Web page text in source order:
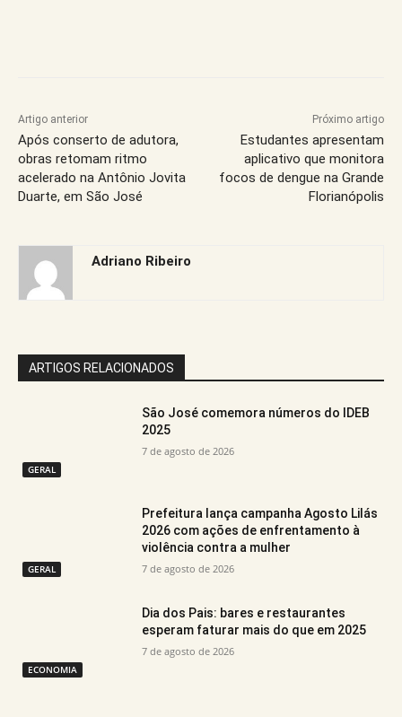
Artigo anterior
Após conserto de adutora,
obras retomam ritmo
acelerado na Antônio Jovita
Duarte, em São José
Próximo artigo
Estudantes apresentam
aplicativo que monitora
focos de dengue na Grande
Florianópolis
Adriano Ribeiro
ARTIGOS RELACIONADOS
GERAL
São José comemora números do IDEB
2025
7 de agosto de 2026
GERAL
Prefeitura lança campanha Agosto Lilás
2026 com ações de enfrentamento à
violência contra a mulher
7 de agosto de 2026
ECONOMIA
Dia dos Pais: bares e restaurantes
esperam faturar mais do que em 2025
7 de agosto de 2026